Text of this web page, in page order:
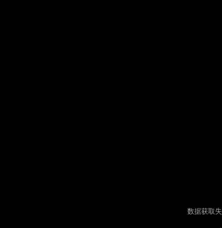
数据获取